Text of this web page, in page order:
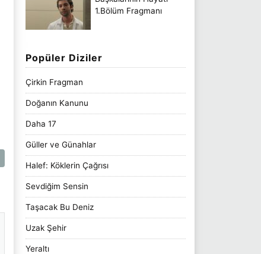
1.Bölüm Fragmanı
Popüler Diziler
Çirkin Fragman
Doğanın Kanunu
Daha 17
Güller ve Günahlar
Halef: Köklerin Çağrısı
Sevdiğim Sensin
Taşacak Bu Deniz
Uzak Şehir
Yeraltı